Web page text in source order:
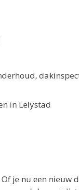
in Lelystad
je nu een nieuw